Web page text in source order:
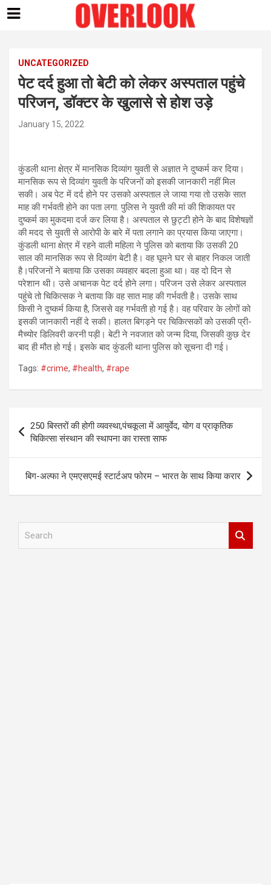
contentUNCATEGORIZED
पेट दर्द हुआ तो बेटी को लेकर अस्पताल पहुंचे
परिजन, डॉक्टर के खुलासे से होश उड़े
January 15, 2022
कुंडली थाना क्षेत्र में मानसिक दिव्यांग युवती से अज्ञात ने दुष्कर्म कर दिया।
मानसिक रूप से दिव्यांग युवती के परिजनों को इसकी जानकारी नहीं मिल
सकी। अब पेट में दर्द होने पर उसको अस्पताल ले जाया गया तो उसके सात
माह की गर्भवती होने का पता लगा. पुलिस ने युवती की मां की शिकायत पर
दुष्कर्म का मुकदमा दर्ज कर लिया है। अस्पताल से छुट्टी होने के बाद विशेषज्ञों
की मदद से युवती से आरोपी के बारे में पता लगाने का प्रयास किया जाएगा।
कुंडली थाना क्षेत्र में रहने वाली महिला ने पुलिस को बताया कि उसकी 20
साल की मानसिक रूप से दिव्यांग बेटी है। वह घूमने घर से बाहर निकल जाती
है।परिजनों ने बताया कि उसका व्यवहार बदला हुआ था। वह दो दिन से
परेशान थी। उसे अचानक पेट दर्द होने लगा। परिजन उसे लेकर अस्पताल
पहुंचे तो चिकित्सक ने बताया कि वह सात माह की गर्भवती है। उसके साथ
किसी ने दुष्कर्म किया है, जिससे वह गर्भवती हो गई है। वह परिवार के लोगों को
इसकी जानकारी नहीं दे सकी। हालत बिगड़ने पर चिकित्सकों को उसकी प्री-
मैच्योर डिलिवरी करनी पड़ी। बेटी ने नवजात को जन्म दिया, जिसकी कुछ देर
बाद ही मौत हो गई। इसके बाद कुंडली थाना पुलिस को सूचना दी गई।
Tags: #crime, #health, #rape
navigation
250 बिस्तरों की होगी व्यवस्था,पंचकूला में आयुर्वेद, योग व प्राकृतिक
चिकित्सा संस्थान की स्थापना का रास्ता साफ
बिग-अल्फा ने एमएसएमई स्टार्टअप फोरम – भारत के साथ किया करार